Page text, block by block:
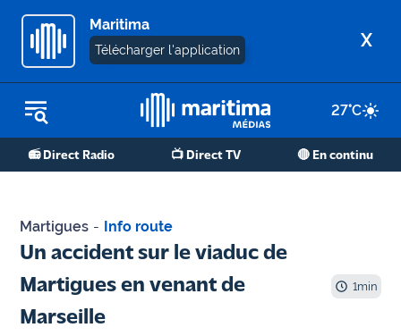
Maritima
Télécharger l'application X
27°C
📻 Direct Radio 📺 Direct TV 🔴 En continu
REPLAY RADIO
REPLAY TV
Martigues
de Berre
Marseille
Martigues - Info route
Un accident sur le viaduc de
Martigues en venant de
Marseille
1min